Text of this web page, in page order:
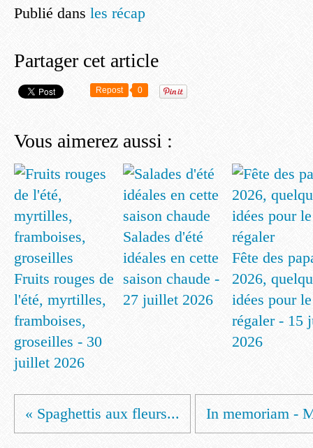
Publié dans les récap
Partager cet article
Repost 0
Vous aimerez aussi :
Fruits rouges de
l'été, myrtilles,
framboises,
groseilles - 30
juillet 2026
Salades d'été
idéales en cette
saison chaude -
27 juillet 2026
Fête des
2026,
idées pour le
régaler - 15
2026
« Spaghettis aux fleurs... In memoriam -